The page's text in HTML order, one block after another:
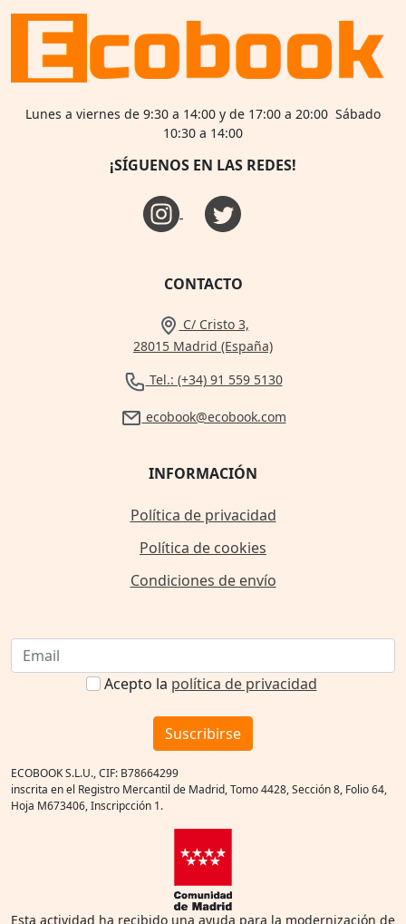
Lunes a viernes de 9:30 a 14:00 y de 17:00 a 20:00 Sábado
10:30 a 14:00
¡SÍGUENOS EN LAS REDES!
CONTACTO
C/ Cristo 3,
28015 Madrid (España)
Tel.: (+34) 91 559 5130
ecobook@ecobook.com
INFORMACIÓN
Política de privacidad
Política de cookies
Condiciones de envío
Acepto la política de privacidad
Suscribirse
ECOBOOK S.L.U., CIF: B78664299
inscrita en el Registro Mercantil de Madrid, Tomo 4428, Sección 8, Folio 64,
Hoja M673406, Inscripcción 1.
Esta actividad ha recibido una ayuda para la modernización de